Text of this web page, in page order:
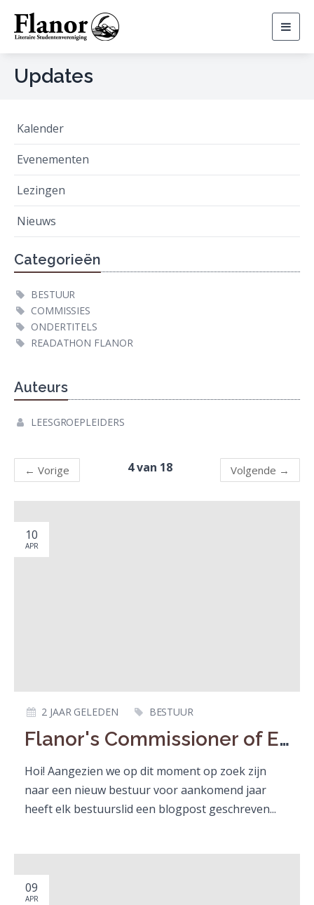
Updates
Kalender
Evenementen
Lezingen
Nieuws
Categorieën
BESTUUR
COMMISSIES
ONDERTITELS
READATHON FLANOR
Auteurs
LEESGROEPLEIDERS
← Vorige 4 van 18 Volgende →
10
APR
Flanor's Commissioner of External Affairs
2 JAAR GELEDEN BESTUUR
Hoi! Aangezien we op dit moment op zoek zijn
naar een nieuw bestuur voor aankomend jaar
heeft elk bestuurslid een blogpost geschreven...
09
APR